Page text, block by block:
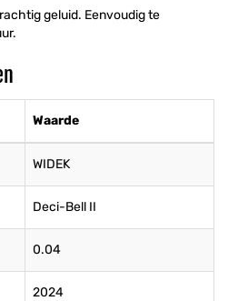
geluid. Eenvoudig te
Waarde
WIDEK
Deci-Bell II
0.04
2024